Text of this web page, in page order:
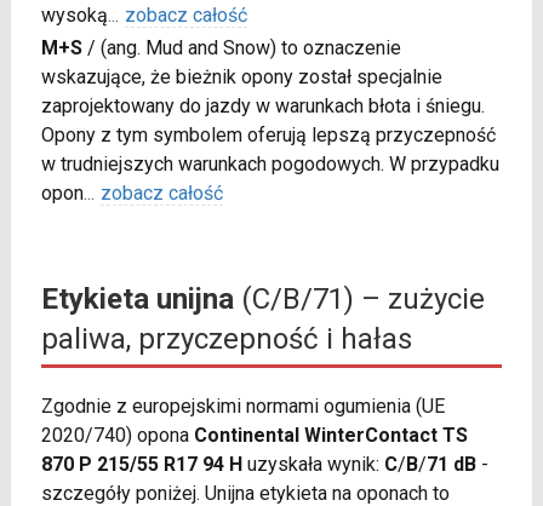
wysoką... zobacz całość
M+S/ (ang. Mud and Snow) to oznaczenie
wskazujące, że bieżnik opony został specjalnie
zaprojektowany do jazdy w warunkach błota i śniegu.
Opony z tym symbolem oferują lepszą przyczepność
w trudniejszych warunkach pogodowych. W przypadku
opon... zobacz całość
Etykieta unijna(C/B/71) – zużycie
paliwa, przyczepność i hałas
Zgodnie z europejskimi normami ogumienia (UE
2020/740) opona Continental WinterContact TS
870 P 215/55 R17 94 Huzyskała wynik: C/B/71 dB-
szczegóły poniżej. Unijna etykieta na oponach to